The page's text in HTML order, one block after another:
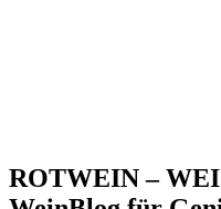
ROTWEIN –